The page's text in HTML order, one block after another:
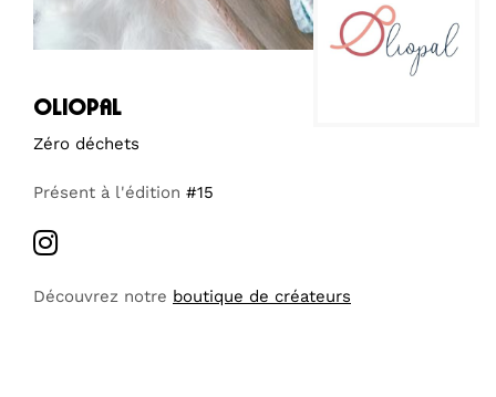
oliopal
Zéro déchets
Présent à l'édition #15
Découvrez notre boutique de créateurs